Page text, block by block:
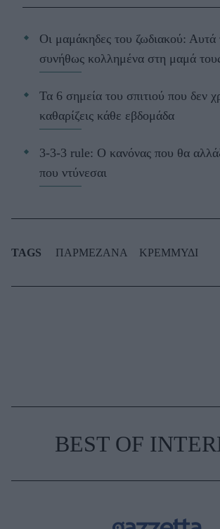
Οι μαμάκηδες του ζωδιακού: Αυτά
συνήθως κολλημένα στη μαμά
Τα 6 σημεία του σπιτιού που δεν
καθαρίζεις κάθε εβδομάδα
3-3-3 rule: Ο κανόνας που θα
που ντύνεσαι
TAGS ΠΑΡΜΕΖΑΝΑ ΚΡΕΜΜΥΔΙ
BEST OF